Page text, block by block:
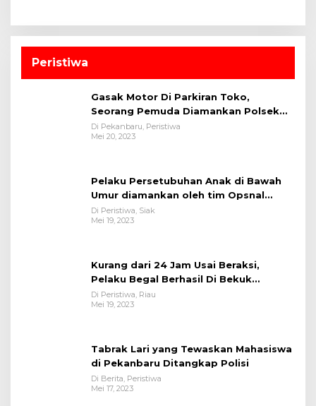
Peristiwa
Gasak Motor Di Parkiran Toko,
Seorang Pemuda Diamankan Polsek
Bukit Raya
Di Pekanbaru, Peristiwa
Mei 20, 2023
Pelaku Persetubuhan Anak di Bawah
Umur diamankan oleh tim Opsnal
Polsek Tualang-Polres Siak-Polda Riau
Di Peristiwa, Siak
Mei 19, 2023
Kurang dari 24 Jam Usai Beraksi,
Pelaku Begal Berhasil Di Bekuk
Satreskrim Polres Kuansing
Di Peristiwa, Riau
Mei 19, 2023
Tabrak Lari yang Tewaskan Mahasiswa
di Pekanbaru Ditangkap Polisi
Di Berita, Peristiwa
Mei 17, 2023